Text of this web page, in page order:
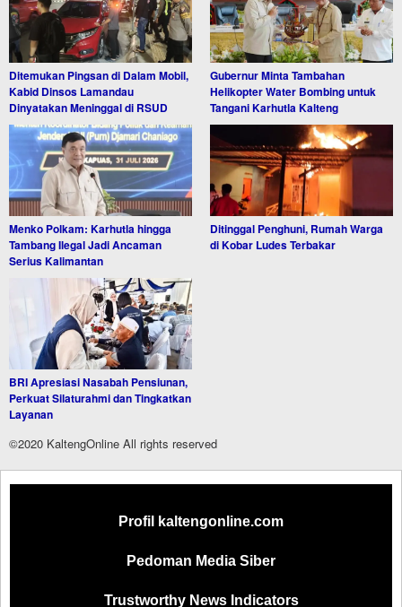
Ditemukan Pingsan di Dalam Mobil,
Kabid Dinsos Lamandau
Dinyatakan Meninggal di RSUD
Gubernur Minta Tambahan
Helikopter Water Bombing untuk
Tangani Karhutla Kalteng
Menko Polkam: Karhutla hingga
Tambang Ilegal Jadi Ancaman
Serius Kalimantan
Ditinggal Penghuni, Rumah Warga
di Kobar Ludes Terbakar
BRI Apresiasi Nasabah Pensiunan,
Perkuat Silaturahmi dan Tingkatkan
Layanan
©2020 KaltengOnline All rights reserved
Profil kaltengonline.com
Pedoman Media Siber
Trustworthy News Indicators